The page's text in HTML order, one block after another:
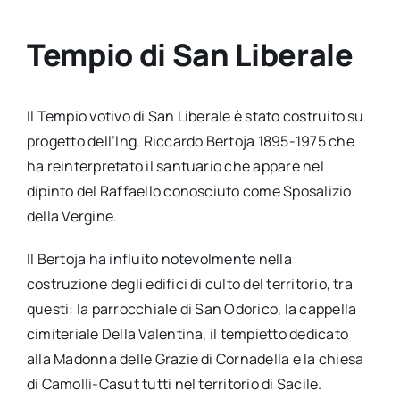
Tempio di San Liberale
Il Tempio votivo di San Liberale è stato costruito su
progetto dell’Ing. Riccardo Bertoja 1895-1975 che
ha reinterpretato il santuario che appare nel
dipinto del Raffaello conosciuto come Sposalizio
della Vergine.
Il Bertoja ha influito notevolmente nella
costruzione degli edifici di culto del territorio, tra
questi: la parrocchiale di San Odorico, la cappella
cimiteriale Della Valentina, il tempietto dedicato
alla Madonna delle Grazie di Cornadella e la chiesa
di Camolli-Casut tutti nel territorio di Sacile.